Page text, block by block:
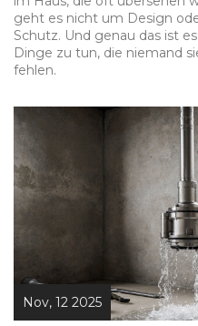
geht es nicht um Design
Schutz. Und genau das ist
Dinge zu tun, die niemand
fehlen.
Nov, 12 2025